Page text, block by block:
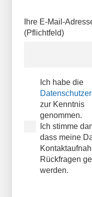
Ihre E-Mail-
(Pflichtfeld)
Ich habe die
zur Kenntnis
genommen.
Ich stimme
dass meine
Rückfragen
werden.